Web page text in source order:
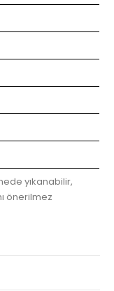
yıkanabilir,
önerilmez